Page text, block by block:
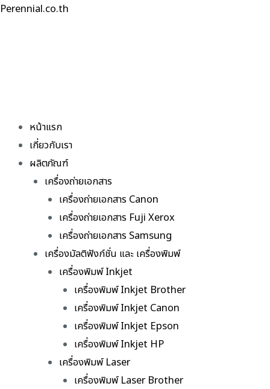
Skip
Perennial.co.th
หน้าแรก
เกี่ยวกับเรา
ผลิตภัณฑ์
เครื่องถ่ายเอกสาร
เครื่องถ่ายเอกสาร Canon
เครื่องถ่ายเอกสาร Fuji Xerox
เครื่องถ่ายเอกสาร Samsung
เครื่องมัลติฟังก์ชั่น และ เครื่องพิมพ์
เครื่องพิมพ์ Inkjet
เครื่องพิมพ์ Inkjet Brother
เครื่องพิมพ์ Inkjet Canon
เครื่องพิมพ์ Inkjet Epson
เครื่องพิมพ์ Inkjet HP
เครื่องพิมพ์ Laser
เครื่องพิมพ์ Laser Brother